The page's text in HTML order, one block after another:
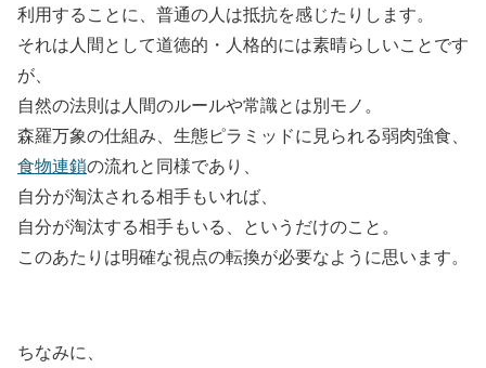
利用することに、普通の人は抵抗を感じたりします。
それは人間として道徳的・人格的には素晴らしいことです
が、
自然の法則は人間のルールや常識とは別モノ。
森羅万象の仕組み、生態ピラミッドに見られる弱肉強食、
食物連鎖の流れと同様であり、
自分が淘汰される相手もいれば、
自分が淘汰する相手もいる、というだけのこと。
このあたりは明確な視点の転換が必要なように思います。
ちなみに、